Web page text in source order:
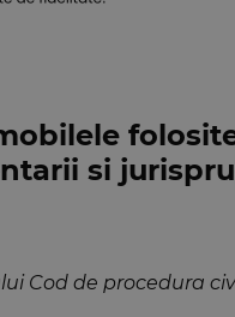
si
Cod de procedura